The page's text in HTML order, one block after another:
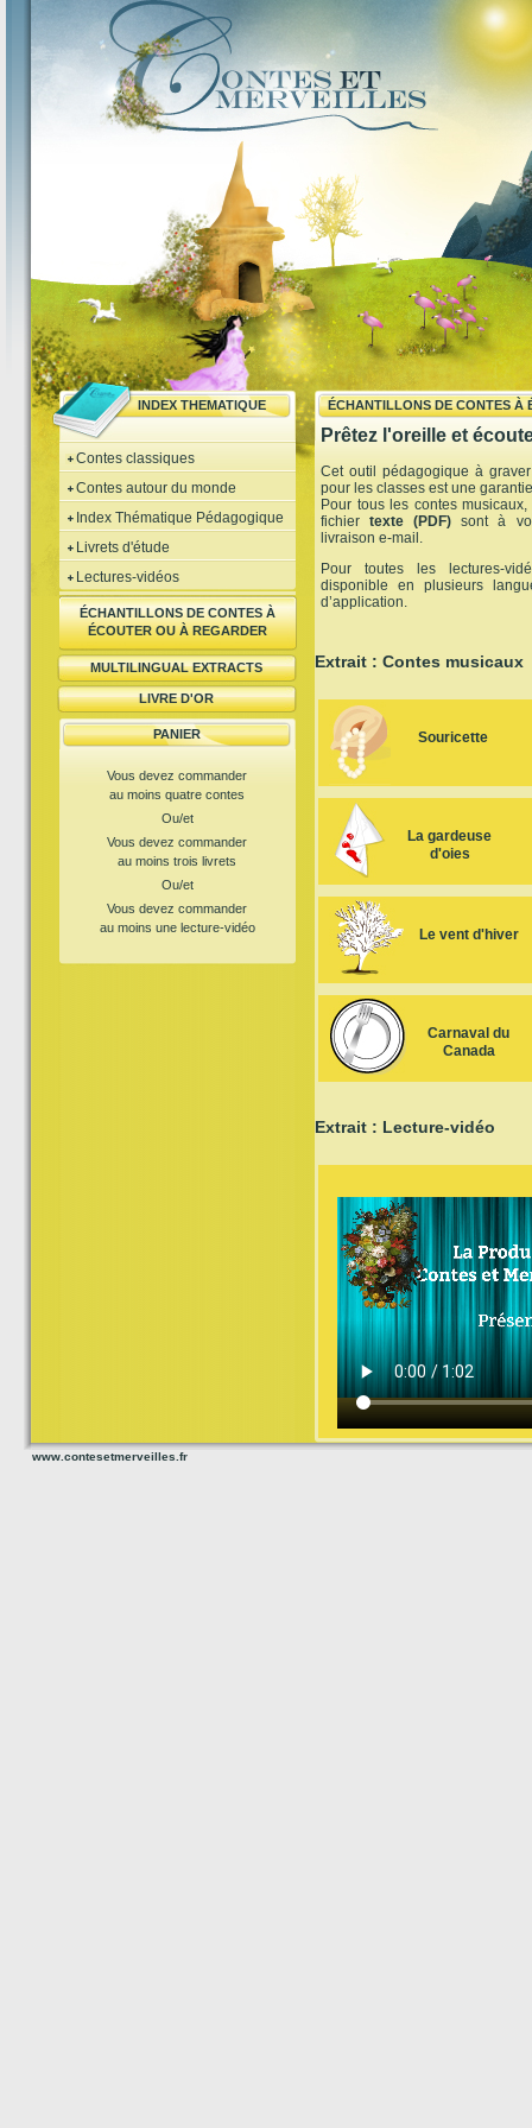
INDEX THEMATIQUE ÉCHANTILLONS DE CONTES À
Contes classiques
Contes autour du monde
Index Thématique Pédagogique
Livrets d'étude
Lectures-vidéos
ÉCHANTILLONS DE CONTES À
ÉCOUTER OU À REGARDER
MULTILINGUAL EXTRACTS
LIVRE D'OR
PANIER
Vous devez commander
au moins quatre contes
Ou/et
Vous devez commander
au moins trois livrets
Ou/et
Vous devez commander
au moins une lecture-vidéo
Prêtez l'oreille et
Cet outil pédagogique à
pour les classes est une
Pour tous les contes
fichiertexte (PDF) sont à
livraison e-mail.
Pour toutes les lectures-
disponible en plusieurs
d’application.
Extrait : Contes musicaux
Souricette
La gardeuse
d'oies
Le vent d'hiver
Carnaval du
Canada
Extrait : Lecture-vidéo
www.contesetmerveilles.fr